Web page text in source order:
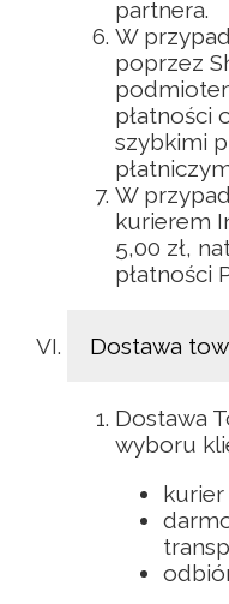
partnera.
W
poprzez
płatności
szybkimi
W
kurierem
5,00 zł,
płatności
Dostawa
Dostawa
wyboru